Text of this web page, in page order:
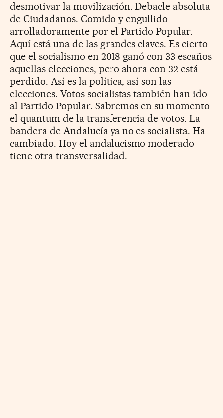
desmotivar la movilización. Debacle absoluta
de Ciudadanos. Comido y engullido
arrolladoramente por el Partido Popular.
Aquí está una de las grandes claves. Es cierto
que el socialismo en 2018 ganó con 33 escaños
aquellas elecciones, pero ahora con 32 está
perdido. Así es la política, así son las
elecciones. Votos socialistas también han ido
al Partido Popular. Sabremos en su momento
el quantum de la transferencia de votos. La
bandera de Andalucía ya no es socialista. Ha
cambiado. Hoy el andalucismo moderado
tiene otra transversalidad.